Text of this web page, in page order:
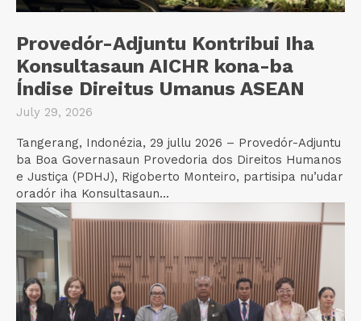
Provedór-Adjuntu Kontribui Iha
Konsultasaun AICHR kona-ba
Índise Direitus Umanus ASEAN
July 29, 2026
Tangerang, Indonézia, 29 jullu 2026 – Provedór-Adjuntu
ba Boa Governasaun Provedoria dos Direitos Humanos
e Justiça (PDHJ), Rigoberto Monteiro, partisipa nu’udar
oradór iha Konsultasaun...